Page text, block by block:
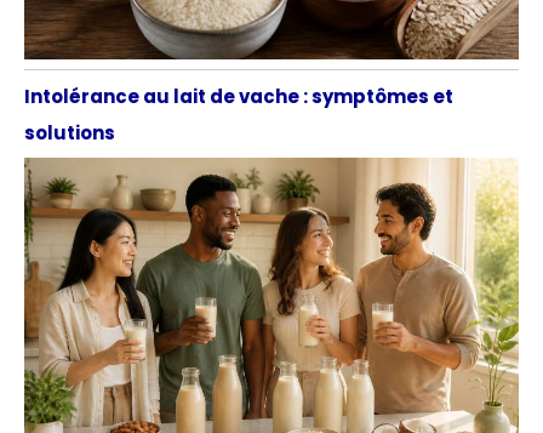
Intolérance au lait de vache : symptômes et
solutions